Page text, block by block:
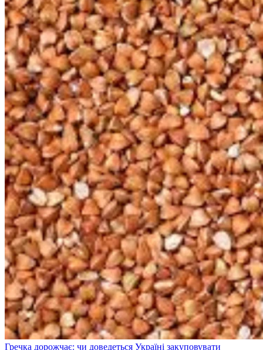
Гречка дорожчає: чи доведеться Україні закуповувати